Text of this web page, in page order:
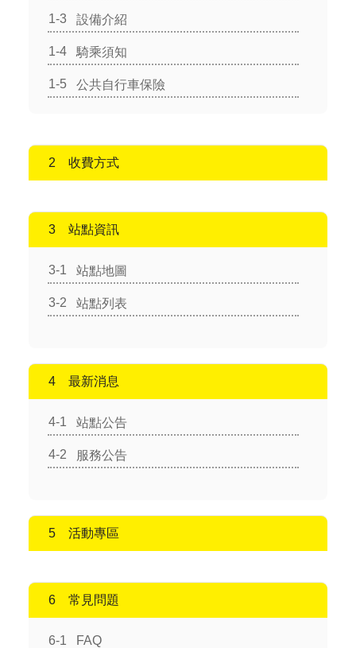
設備介紹
騎乘須知
公共自行車保險
收費方式
站點資訊
站點地圖
站點列表
最新消息
站點公告
服務公告
活動專區
常見問題
FAQ